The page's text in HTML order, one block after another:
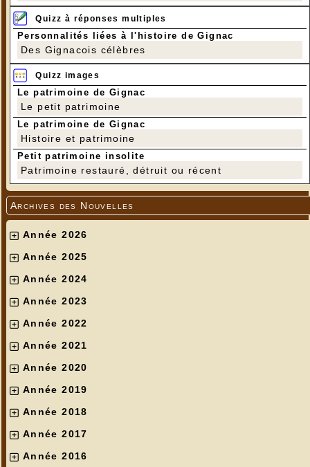
Quizz à réponses multiples
Personnalités liées à l'histoire de Gignac
Des Gignacois célèbres
Quizz images
Le patrimoine de Gignac
Le petit patrimoine
Le patrimoine de Gignac
Histoire et patrimoine
Petit patrimoine insolite
Patrimoine restauré, détruit ou récent
Archives des Nouvelles
Année 2026
Année 2025
Année 2024
Année 2023
Année 2022
Année 2021
Année 2020
Année 2019
Année 2018
Année 2017
Année 2016